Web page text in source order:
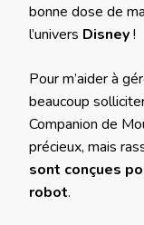
bonne dose de
l’univers Disney!
Pour m’aider à
beaucoup
Companion de
précieux, mais
sont conçues
robot.